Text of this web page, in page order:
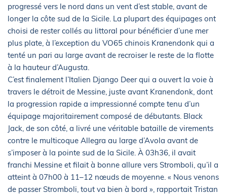
progressé vers le nord dans un vent d’est stable, avant de
longer la côte sud de la Sicile. La plupart des équipages ont
choisi de rester collés au littoral pour bénéficier d’une mer
plus plate, à l’exception du VO65 chinois Kranendonk qui a
tenté un pari au large avant de recroiser le reste de la flotte
à la hauteur d’Augusta.
C’est finalement l’Italien Django Deer qui a ouvert la voie à
travers le détroit de Messine, juste avant Kranendonk, dont
la progression rapide a impressionné compte tenu d’un
équipage majoritairement composé de débutants. Black
Jack, de son côté, a livré une véritable bataille de virements
contre le multicoque Allegra au large d’Avola avant de
s’imposer à la pointe sud de la Sicile. À 03h36, il avait
franchi Messine et filait à bonne allure vers Stromboli, qu’il a
atteint à 07h00 à 11–12 nœuds de moyenne. « Nous venons
de passer Stromboli, tout va bien à bord », rapportait Tristan